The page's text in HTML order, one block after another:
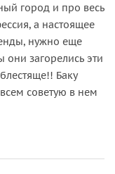
город и про весь
а настоящее
нужно еще
они загорелись эти
Баку
советую в нем